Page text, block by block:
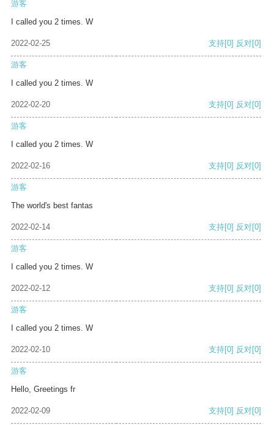
游客
I called you 2 times. W
2022-02-25 支持[0] 反对[0]
游客
I called you 2 times. W
2022-02-20 支持[0] 反对[0]
游客
I called you 2 times. W
2022-02-16 支持[0] 反对[0]
游客
The world's best fantas
2022-02-14 支持[0] 反对[0]
游客
I called you 2 times. W
2022-02-12 支持[0] 反对[0]
游客
I called you 2 times. W
2022-02-10 支持[0] 反对[0]
游客
Hello, Greetings fr
2022-02-09 支持[0] 反对[0]